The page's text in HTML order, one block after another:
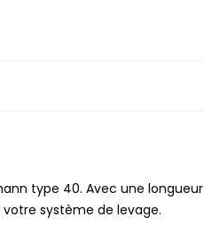
type 40. Avec une longueur
système de levage.